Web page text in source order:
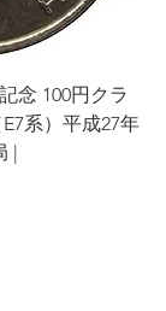
念 100円クラ
系）平成27年
|